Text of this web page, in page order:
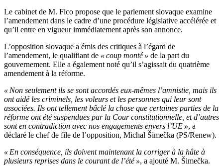
Le cabinet de M. Fico propose que le parlement slovaque examine
l’amendement dans le cadre d’une procédure législative accélérée et
qu’il entre en vigueur immédiatement après son annonce.
L’opposition slovaque a émis des critiques à l’égard de
l’amendement, le qualifiant de « coup monté » de la part du
gouvernement. Elle a également noté qu’il s’agissait du quatrième
amendement à la réforme.
« Non seulement ils se sont accordés eux-mêmes l’amnistie, mais ils
ont aidé les criminels, les voleurs et les personnes qui leur sont
associées. Ils ont tellement bâclé la chose que certaines parties de la
réforme ont été suspendues par la Cour constitutionnelle, et d’autres
sont en contradiction avec nos engagements envers l’UE », a
déclaré le chef de file de l’opposition, Michal Šimečka (PS/Renew).
« En conséquence, ils doivent maintenant la corriger à la hâte à
plusieurs reprises dans le courant de l’été », a ajouté M. Šimečka.